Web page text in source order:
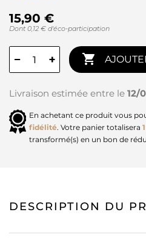
15,90 €
Dont 0,12 € d'éco-participation
− + 
Livraison estimée entre le 12/
En achetant ce produit vous
fidélité. Votre panier totalisera 1
transformé(s) en un bon de
DESCRIPTION DU